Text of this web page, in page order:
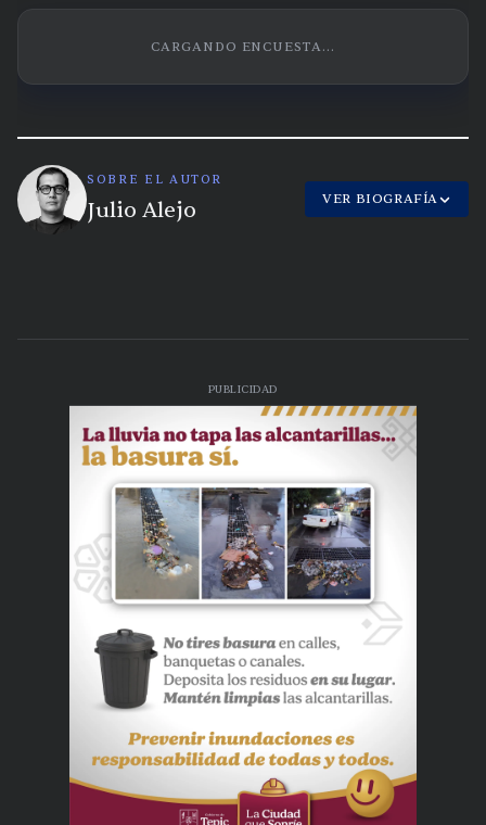
CARGANDO ENCUESTA...
SOBRE EL AUTOR
Julio Alejo VER BIOGRAFÍA
PUBLICIDAD